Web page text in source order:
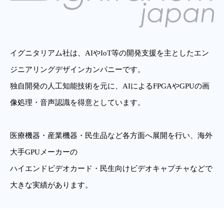
イグニタリアム社は、AIやIoT等の開発支援を主としたエン
ジニアリングデザインカンパニーです。
独自開発の人工知能技術を元に、AIによるFPGAやGPUの画
像処理・音声認識を得意としています。
医療機器・産業機器・民生品など各方面へ展開を行い、海外
大手GPUメーカーの
ハイエンドビデオカード・民生向けビデオキャプチャなどで
大きな実績があります。